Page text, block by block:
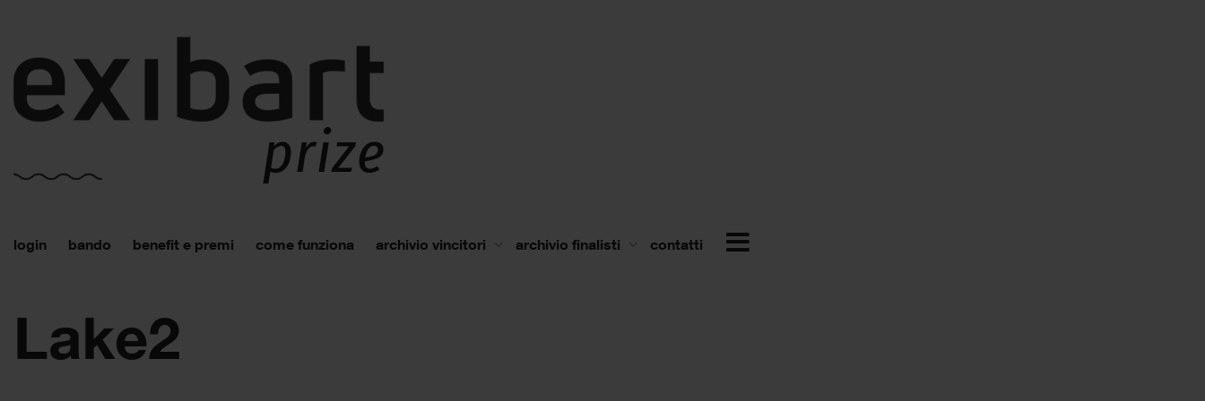
login bando benefit e premi come funziona archivio vincitori archivio finalisti contatti
Lake2